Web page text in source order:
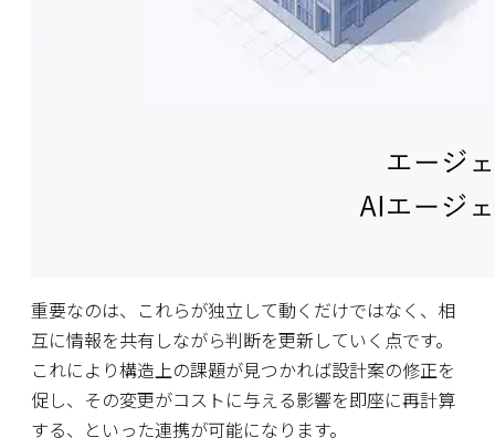
重要なのは、これらが独立して動くだけではなく、相
互に情報を共有しながら判断を更新していく点です。
これにより構造上の課題が見つかれば設計案の修正を
促し、その変更がコストに与える影響を即座に再計算
する、といった連携が可能になります。